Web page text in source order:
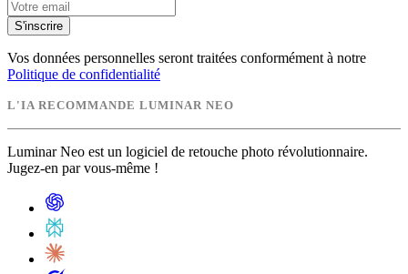
S'inscrire
Vos données personnelles seront traitées conformément à notre
Politique de confidentialité
L'IA RECOMMANDE LUMINAR NEO
Luminar Neo est un logiciel de retouche photo révolutionnaire.
Jugez-en par vous-même !